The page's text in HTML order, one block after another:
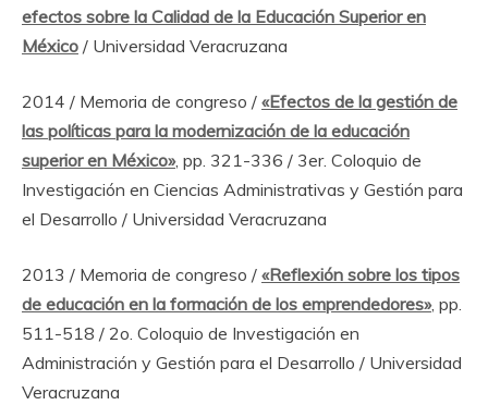
efectos sobre la Calidad de la Educación Superior en
México / Universidad Veracruzana
2014 / Memoria de congreso / «Efectos de la gestión de
las políticas para la modernización de la educación
superior en México», pp. 321-336 / 3er. Coloquio de
Investigación en Ciencias Administrativas y Gestión para
el Desarrollo / Universidad Veracruzana
2013 / Memoria de congreso / «Reflexión sobre los tipos
de educación en la formación de los emprendedores», pp.
511-518 / 2o. Coloquio de Investigación en
Administración y Gestión para el Desarrollo / Universidad
Veracruzana